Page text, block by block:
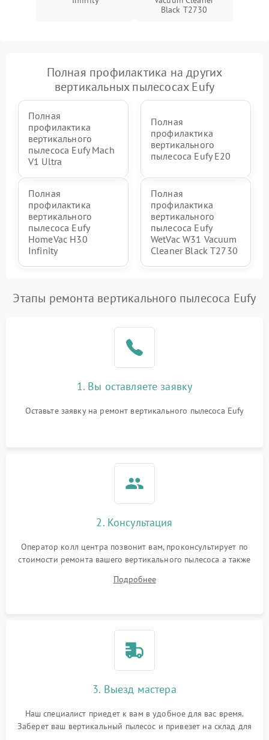
Подробнее →
Black T2730
Полная профилактика на других
вертикальных пылесосах Eufy
Полная
профилактика
вертикального
пылесоса Eufy Mach
V1 Ultra
Полная
профилактика
вертикального
пылесоса Eufy E20
Полная
профилактика
вертикального
пылесоса Eufy
HomeVac H30
Infinity
Полная
профилактика
вертикального
пылесоса Eufy
WetVac W31 Vacuum
Cleaner Black T2730
Этапы ремонта вертикального пылесоса Eufy
1. Вы оставляете заявку
Оставьте заявку на ремонт вертикального пылесоса Eufy
2. Консультация
Оператор колл центра позвонит вам, проконсультирует по
стоимости ремонта вашего вертикального пылесоса а также
Подробнее
3. Выезд мастера
Наш специалист приедет к вам в удобное для вас время.
Заберет ваш вертикальный пылесос и привезет на склад для